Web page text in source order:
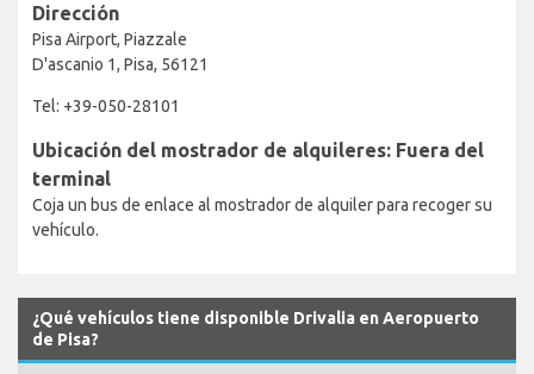
Dirección
Pisa Airport, Piazzale
D'ascanio 1, Pisa, 56121
Tel: +39-050-28101
Ubicación del mostrador de alquileres: Fuera del
terminal
Coja un bus de enlace al mostrador de alquiler para recoger su
vehículo.
¿Qué vehículos tiene disponible Drivalia en Aeropuerto
de Pisa?